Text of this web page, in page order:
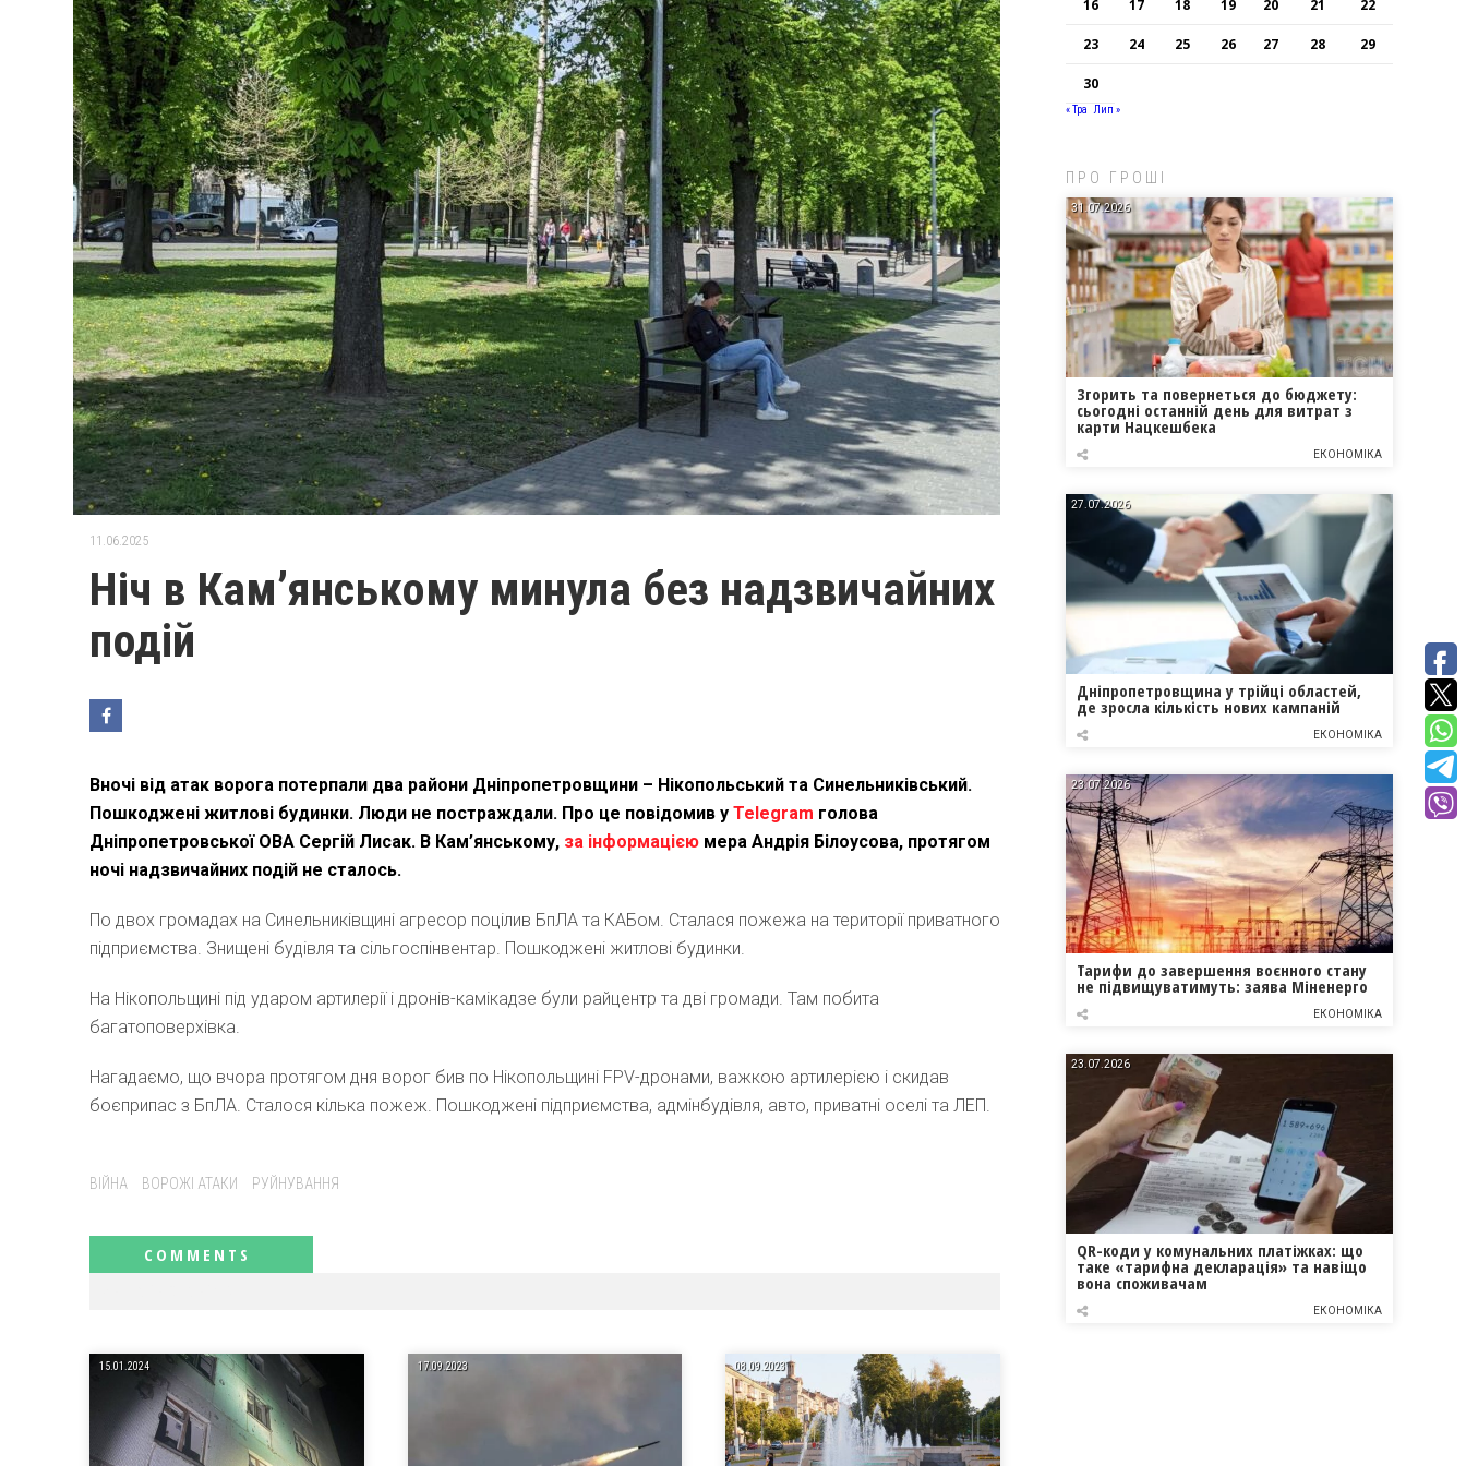
11.06.2025
Ніч в Кам’янському минула без надзвичайних
подій
Вночі від атак ворога потерпали два райони Дніпропетровщини – Нікопольський та Синельниківський.
Пошкоджені житлові будинки. Люди не постраждали. Про це повідомив у Telegram голова
Дніпропетровської ОВА Сергій Лисак. В Кам’янському, за інформацією мера Андрія Білоусова, протягом
ночі надзвичайних подій не сталось.
По двох громадах на Синельниківщині агресор поцілив БпЛА та КАБом. Сталася пожежа на території приватного
підприємства. Знищені будівля та сільгоспінвентар. Пошкоджені житлові будинки.
На Нікопольщині під ударом артилерії і дронів-камікадзе були райцентр та дві громади. Там побита
багатоповерхівка.
Нагадаємо, що вчора протягом дня ворог бив по Нікопольщині FPV-дронами, важкою артилерією і скидав
боєприпас з БпЛА. Сталося кілька пожеж. Пошкоджені підприємства, адмінбудівля, авто, приватні оселі та ЛЕП.
Tags:
ВІЙНА ВОРОЖІ АТАКИ РУЙНУВАННЯ
15.01.2024 17.09.2023 08.09.2023
16 17 18 19 20 21 22
23 24 25 26 27 28 29
30
« Тра Лип »
ПРО ГРОШІ
31.07.2026
Згорить та повернеться до бюджету:
сьогодні останній день для витрат з
карти Нацкешбека
ЕКОНОМІКА
27.07.2026
Дніпропетровщина у трійці областей,
де зросла кількість нових кампаній
ЕКОНОМІКА
23.07.2026
Тарифи до завершення воєнного стану
не підвищуватимуть: заява Міненерго
ЕКОНОМІКА
23.07.2026
QR-коди у комунальних платіжках: що
таке «тарифна декларація» та навіщо
вона споживачам
ЕКОНОМІКА